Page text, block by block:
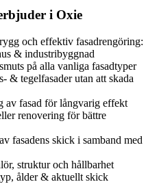
i Oxie
och effektiv fasadrengöring:
& industribyggnad
på alla vanliga fasadtyper
& tegelfasader utan att skada
av fasad för långvarig effekt
renovering för bättre
fasadens skick i samband med
struktur och hållbarhet
ålder & aktuellt skick